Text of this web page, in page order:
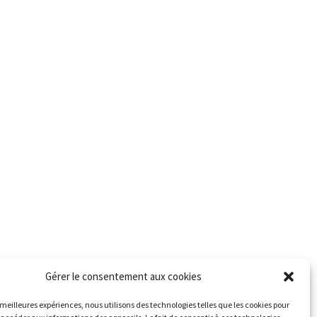
Gérer le consentement aux cookies
expériences, nous utilisons des technologies telles que les cookies pour